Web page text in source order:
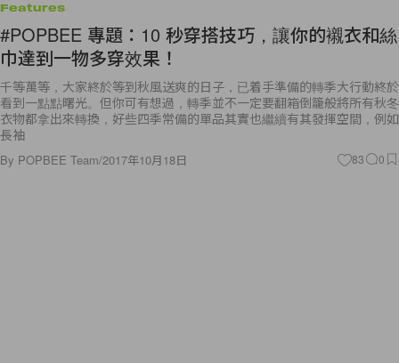
Features
#POPBEE 專題：10 秒穿搭技巧，讓你的襯衣和絲
巾達到一物多穿效果！
千等萬等，大家終於等到秋風送爽的日子，已着手準備的轉季大行動終於
看到一點點曙光。但你可有想過，轉季並不一定要翻箱倒籠般將所有秋冬
衣物都拿出來轉換，好些四季常備的單品其實也繼續有其發揮空間，例如
長袖
By POPBEE Team/2017年10月18日 83 0